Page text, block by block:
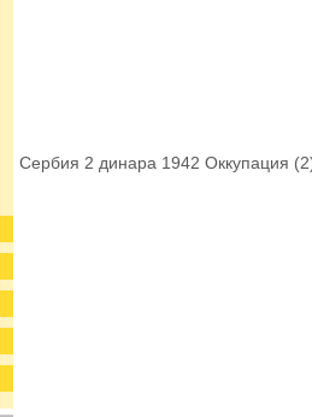
Сербия 2 динара 1942 Оккупация